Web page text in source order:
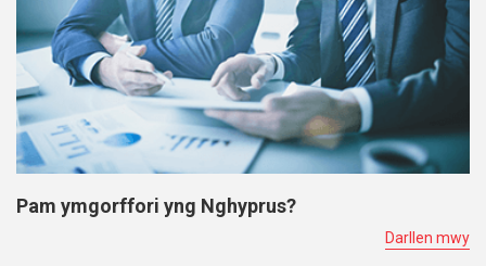
Pam ymgorffori yng Nghyprus?
Darllen mwy